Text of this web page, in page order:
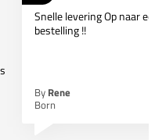
Snelle levering Op naar
bestelling !!
By Rene
Born